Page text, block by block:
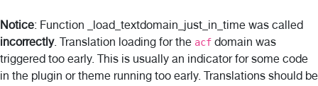
Notice: Function _load_textdomain_just_in_time was called
incorrectly. Translation loading for the acf domain was
triggered too early. This is usually an indicator for some code
in the plugin or theme running too early. Translations should be